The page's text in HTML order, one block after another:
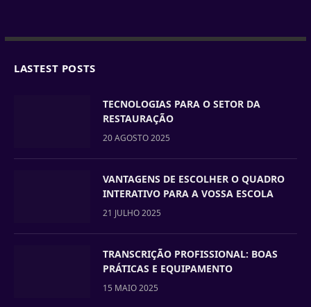
LASTEST POSTS
TECNOLOGIAS PARA O SETOR DA
RESTAURAÇÃO
20 AGOSTO 2025
VANTAGENS DE ESCOLHER O QUADRO
INTERATIVO PARA A VOSSA ESCOLA
21 JULHO 2025
TRANSCRIÇÃO PROFISSIONAL: BOAS
PRÁTICAS E EQUIPAMENTO
15 MAIO 2025